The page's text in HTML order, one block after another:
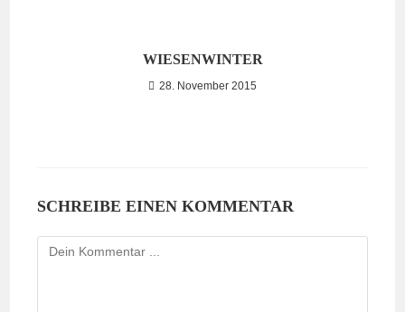
WIESENWINTER
28. November 2015
SCHREIBE EINEN KOMMENTAR
Kommentieren